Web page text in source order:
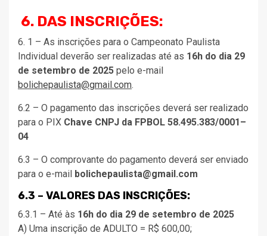
6. DAS INSCRIÇÕES:
6. 1 – As inscrições para o Campeonato Paulista
Individual deverão ser realizadas até as 16h do dia 29
de setembro de 2025 pelo e-mail
bolichepaulista@gmail.com.
6.2 – O pagamento das inscrições deverá ser realizado
para o PIX Chave CNPJ da FPBOL 58.495.383/0001–
04
6.3 – O comprovante do pagamento deverá ser enviado
para o e-mail bolichepaulista@gmail.com
6.3 – VALORES DAS INSCRIÇÕES:
6.3.1 – Até às 16h do dia 29 de setembro de 2025
A) Uma inscrição de ADULTO = R$ 600,00;